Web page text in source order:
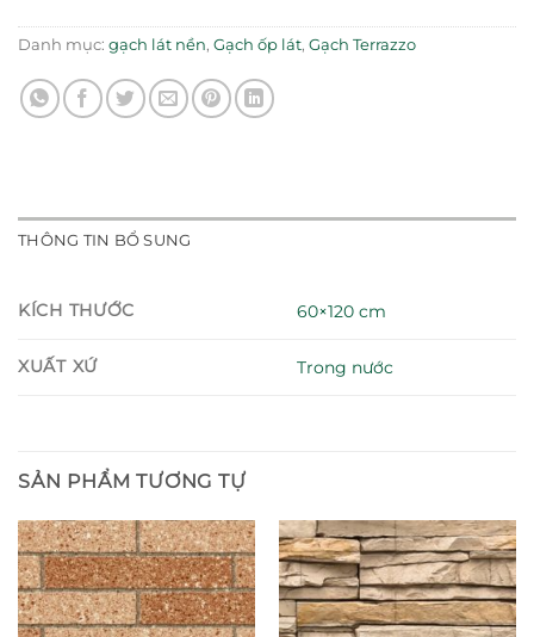
Danh mục: gạch lát nền, Gạch ốp lát, Gạch Terrazzo
THÔNG TIN BỔ SUNG
KÍCH THƯỚC 60×120 cm
XUẤT XỨ Trong nước
SẢN PHẨM TƯƠNG TỰ